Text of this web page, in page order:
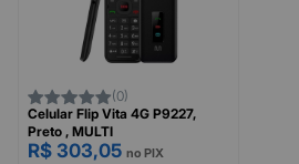
(0)
Celular Flip Vita 4G P9227,
Preto , MULTI
R$ 303,05 no PIX